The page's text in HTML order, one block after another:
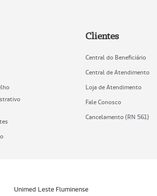
Clientes
Central do Beneficiário
Central de Atendimento
Loja de Atendimento
Fale Conosco
Cancelamento (RN 561)
Unimed Leste Fluminense